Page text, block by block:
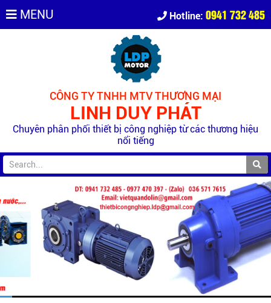
MENU Hotline: 0941 732 485
CÔNG TY TNHH MTV THƯƠNG MẠI
LINH DUY PHÁT
Chuyên phân phối thiết bị công nghiệp từ các thương hiệu
nổi tiếng